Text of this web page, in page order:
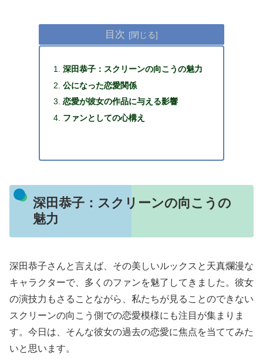
目次
深田恭子：スクリーンの向こうの魅力
公になった恋愛関係
恋愛が彼女の作品に与える影響
ファンとしての心構え
深田恭子：スクリーンの向こうの
魅力
深田恭子さんと言えば、その美しいルックスと天真爛漫な
キャラクターで、多くのファンを魅了してきました。彼女
の演技力もさることながら、私たちが見ることのできない
スクリーンの向こう側での恋愛模様にも注目が集まりま
す。今日は、そんな彼女の過去の恋愛に焦点を当ててみた
いと思います。